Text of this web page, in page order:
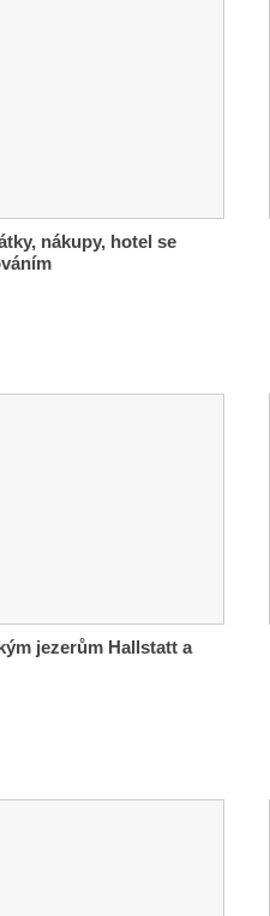
nákupy, hotel se
jezerům Hallstatt a